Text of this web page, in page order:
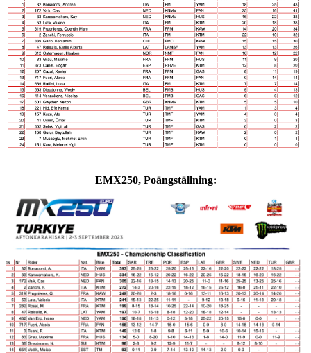
EMX250, Poängställning: